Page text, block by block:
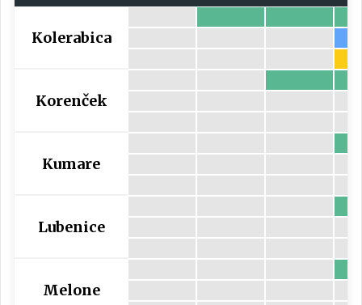
Kolerabica
Korenček
Kumare
Lubenice
Melone